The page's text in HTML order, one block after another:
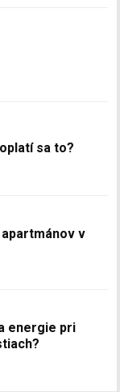
sa to?
apartmánov v
energie pri